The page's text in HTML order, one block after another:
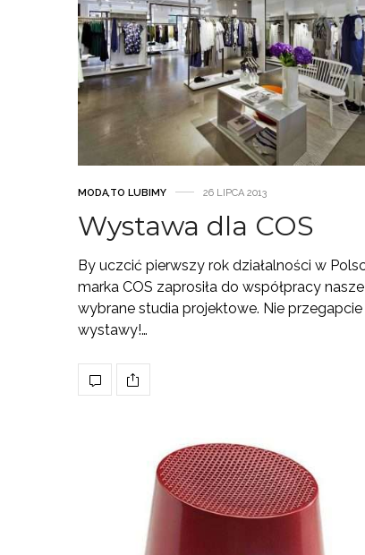
MODA,TO LUBIMY 26 LIPCA 2013
Wystawa dla COS
By uczcić pierwszy rok działalności w
marka COS zaprosiła do współpracy nasze
wybrane studia projektowe. Nie przegapcie
wystawy!…